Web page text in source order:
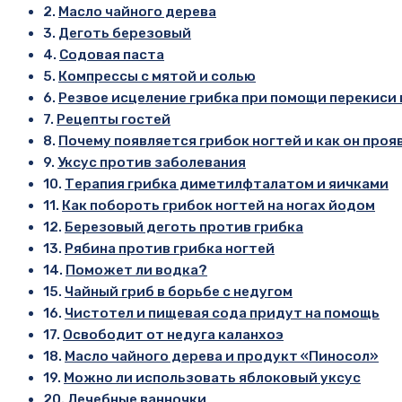
Масло чайного дерева
Деготь березовый
Содовая паста
Компрессы с мятой и солью
Резвое исцеление грибка при помощи
Рецепты гостей
Почему появляется грибок ногтей и как он
Уксус против заболевания
Терапия грибка диметилфталатом и яичками
Как побороть грибок ногтей на ногах йодом
Березовый деготь против грибка
Рябина против грибка ногтей
Поможет ли водка?
Чайный гриб в борьбе с недугом
Чистотел и пищевая сода придут на помощь
Освободит от недуга каланхоэ
Масло чайного дерева и продукт «Пиносол»
Можно ли использовать яблоковый уксус